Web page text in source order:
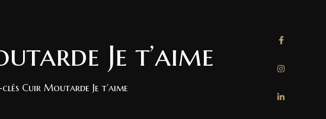
Je t’aime
Cuir Moutarde Je t’aime